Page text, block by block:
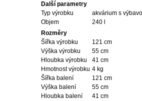
Další parametry
Typ výrobku
akvárium s
Objem
240 l
Rozměry
Šířka výrobku
121 cm
Výška výrobku
55 cm
Hloubka výrobku
41 cm
Hmotnost výrobku 4 kg
Šířka balení
121 cm
Výška balení
55 cm
Hloubka balení
41 cm